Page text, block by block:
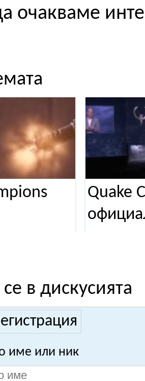
очакваме
Quake
в дискусията
име или ник